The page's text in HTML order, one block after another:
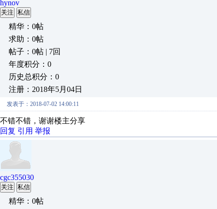
hynov
关注 私信
精华：0帖
求助：0帖
帖子：0帖 | 7回
年度积分：0
历史总积分：0
注册：2018年5月04日
发表于：2018-07-02 14:00:11
不错不错，谢谢楼主分享
回复 引用 举报
cgc355030
关注 私信
精华：0帖